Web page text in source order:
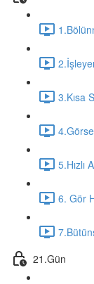
3.Kısa
5.Hızlı
6. Gör
21.Gün